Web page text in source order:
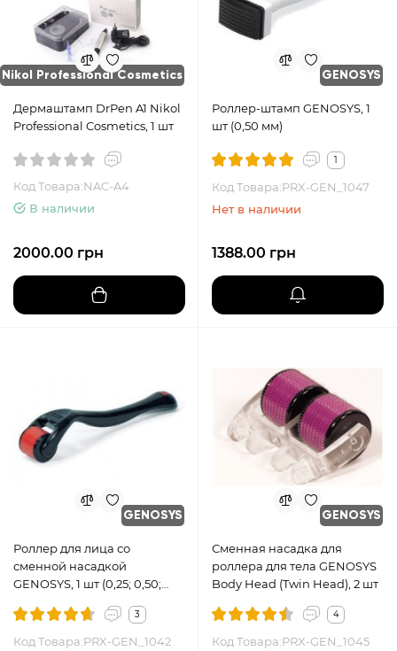
Nikol Professional Cosmetics
Дермаштамп DrPen A1 Nikol
Professional Cosmetics, 1 шт
Код Товара:NAC-A4
В наличии
2000.00 грн
GENOSYS
Роллер-штамп GENOSYS, 1
шт (0,50 мм)
1
Код Товара:PRX-GEN_1047
Нет в наличии
1388.00 грн
GENOSYS
Роллер для лица со
сменной насадкой
GENOSYS, 1 шт (0,25; 0,50;
3
Код Товара:PRX-GEN_1042
GENOSYS
Сменная насадка для
роллера для тела GENOSYS
Body Head (Twin Head), 2 шт
4
Код Товара:PRX-GEN_1045